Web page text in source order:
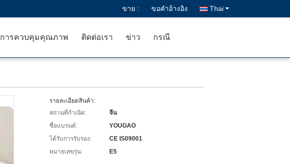
ขาย : ขอคําอ้างอิง Thai
การควบคุมคุณภาพ ติดต่อเรา ข่าว กรณี
รายละเอียดสินค้า:
สถานที่กำเนิด:
จีน
ชื่อแบรนด์:
YOUGAO
ได้รับการรับรอง:
CE IS09001
หมายเลขรุ่น:
E5